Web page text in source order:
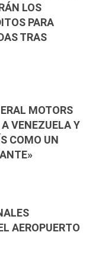
LOS
PARA
TRAS
MOTORS
VENEZUELA Y
COMO UN
AEROPUERTO